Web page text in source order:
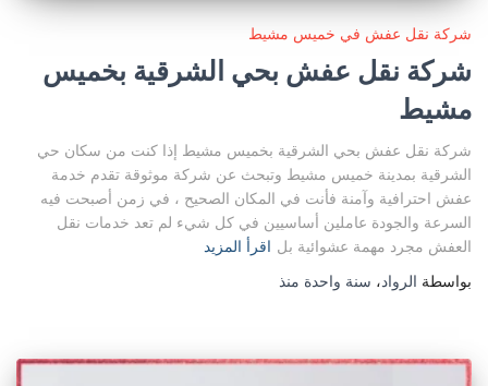
شركة نقل عفش في خميس مشيط
شركة نقل عفش بحي الشرقية بخميس
مشيط
شركة نقل عفش بحي الشرقية بخميس مشيط إذا كنت من سكان حي
الشرقية بمدينة خميس مشيط وتبحث عن شركة موثوقة تقدم خدمة
عفش احترافية وآمنة فأنت في المكان الصحيح ، في زمن أصبحت فيه
السرعة والجودة عاملين أساسيين في كل شيء لم تعد خدمات نقل
العفش مجرد مهمة عشوائية بل اقرأ المزيد
بواسطة الرواد، سنة واحدة منذ